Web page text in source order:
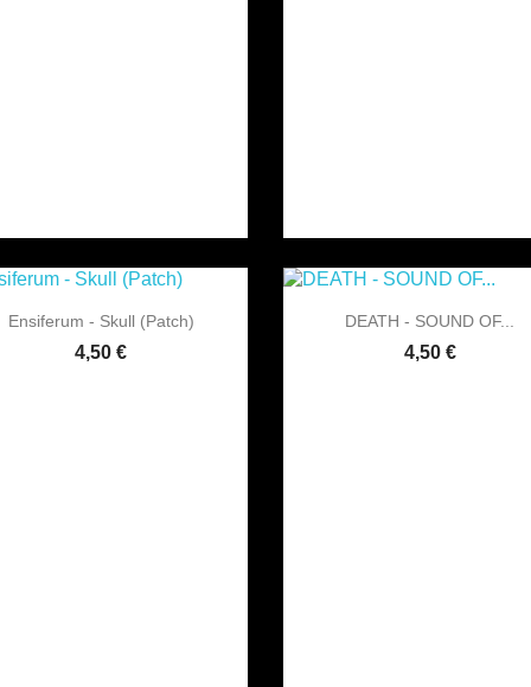
 Vorschau
Ensiferum - Skull (Patch)
4,50 €
 Vorschau
DEATH - SOUND OF...
4,50 €